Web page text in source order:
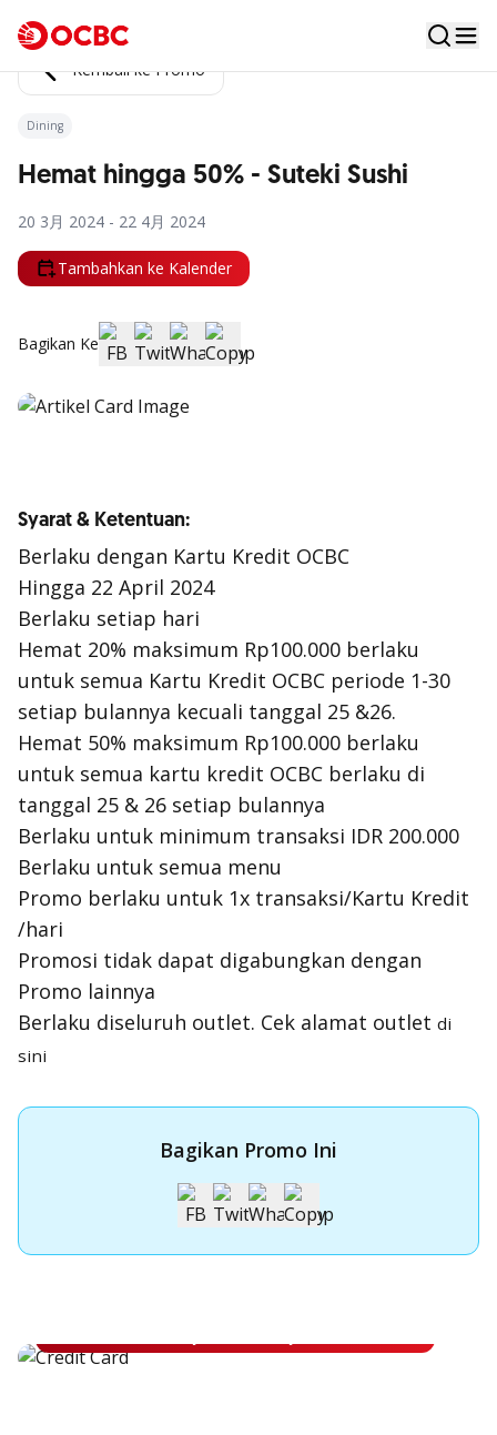
Kembali ke Promo
Dining
Hemat hingga 50% - Suteki Sushi
20 3月 2024 - 22 4月 2024
Tambahkan ke Kalender
Bagikan Ke
Syarat & Ketentuan:
Berlaku dengan Kartu Kredit OCBC
Hingga 22 April 2024
Berlaku setiap hari
Hemat 20% maksimum Rp100.000 berlaku
untuk semua Kartu Kredit OCBC periode 1-30
setiap bulannya kecuali tanggal 25 &26.
Hemat 50% maksimum Rp100.000 berlaku
untuk semua kartu kredit OCBC berlaku di
tanggal 25 & 26 setiap bulannya
Berlaku untuk minimum transaksi IDR 200.000
Berlaku untuk semua menu
Promo berlaku untuk 1x transaksi/Kartu Kredit
/hari
Promosi tidak dapat digabungkan dengan
Promo lainnya
Berlaku diseluruh outlet. Cek alamat outlet di
sini
Bagikan Promo Ini
Apply Kartu Kredit OCBC NISP